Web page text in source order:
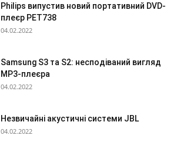
Philips випустив новий портативний DVD-
плеєр PET738
04.02.2022
Samsung S3 та S2: несподіваний вигляд
МР3-плеєра
04.02.2022
Незвичайні акустичні системи JBL
04.02.2022